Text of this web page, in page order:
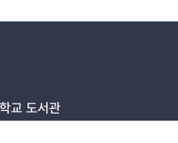
교 도서관